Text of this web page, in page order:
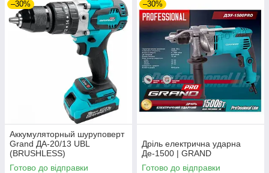
–30%
Аккумуляторный шуруповерт
Grand ДА-20/13 UBL
(BRUSHLESS)
Готово до відправки
–30%
Дріль електрична ударна
Де-1500 | GRAND
Готово до відправки